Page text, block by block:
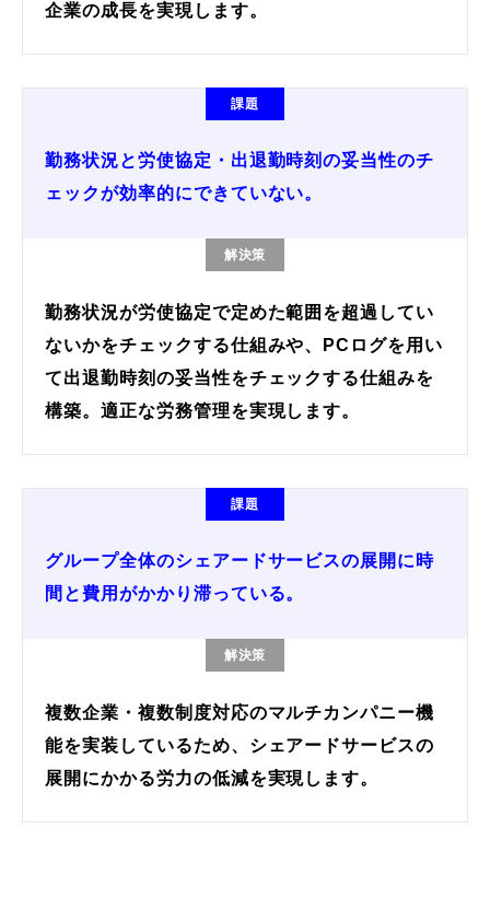
企業の成長を実現します。
課題
勤務状況と労使協定・出退勤時刻の妥当性のチ
ェックが効率的にできていない。
解決策
勤務状況が労使協定で定めた範囲を超過してい
ないかをチェックする仕組みや、PCログを用い
て出退勤時刻の妥当性をチェックする仕組みを
構築。適正な労務管理を実現します。
課題
グループ全体のシェアードサービスの展開に時
間と費用がかかり滞っている。
解決策
複数企業・複数制度対応のマルチカンパニー機
能を実装しているため、シェアードサービスの
展開にかかる労力の低減を実現します。